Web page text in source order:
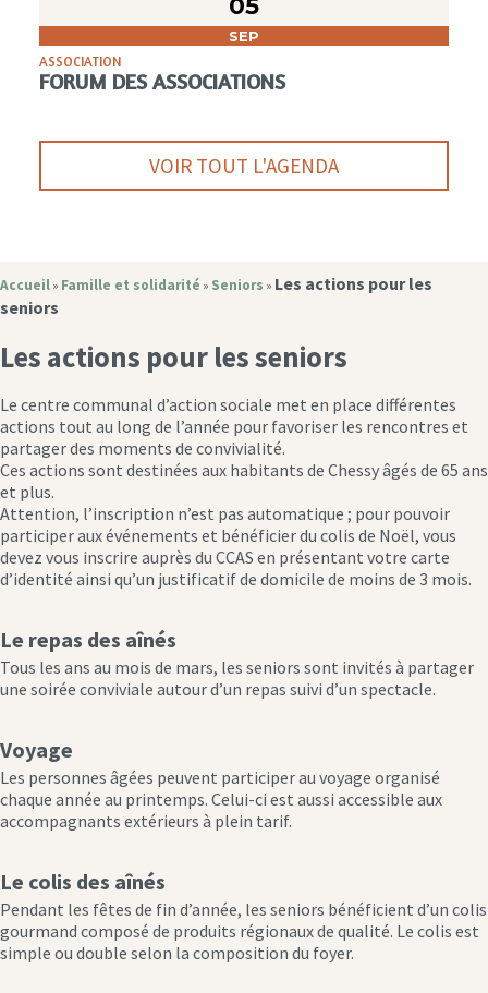
05
SEP
ASSOCIATION
FORUM DES ASSOCIATIONS
VOIR TOUT L'AGENDA
Accueil » Famille et solidarité » Seniors » Les actions pour les
seniors
Les actions pour les seniors
Le centre communal d’action sociale met en place différentes
actions tout au long de l’année pour favoriser les rencontres et
partager des moments de convivialité.
Ces actions sont destinées aux habitants de Chessy âgés de 65 ans
et plus.
Attention, l’inscription n’est pas automatique ; pour pouvoir
participer aux événements et bénéficier du colis de Noël, vous
devez vous inscrire auprès du CCAS en présentant votre carte
d’identité ainsi qu’un justificatif de domicile de moins de 3 mois.
Le repas des aînés
Tous les ans au mois de mars, les seniors sont invités à partager
une soirée conviviale autour d’un repas suivi d’un spectacle.
Voyage
Les personnes âgées peuvent participer au voyage organisé
chaque année au printemps. Celui-ci est aussi accessible aux
accompagnants extérieurs à plein tarif.
Le colis des aînés
Pendant les fêtes de fin d’année, les seniors bénéficient d’un colis
gourmand composé de produits régionaux de qualité. Le colis est
simple ou double selon la composition du foyer.